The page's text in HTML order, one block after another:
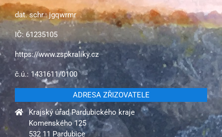
dat. schr.: jgqwrmr
IČ: 61235105
https://www.zspkraliky.cz
č.ú.: 1431611/0100
ADRESA ZŘIZOVATELE
Krajský úřad Pardubického kraje
Komenského 125
532 11 Pardubice